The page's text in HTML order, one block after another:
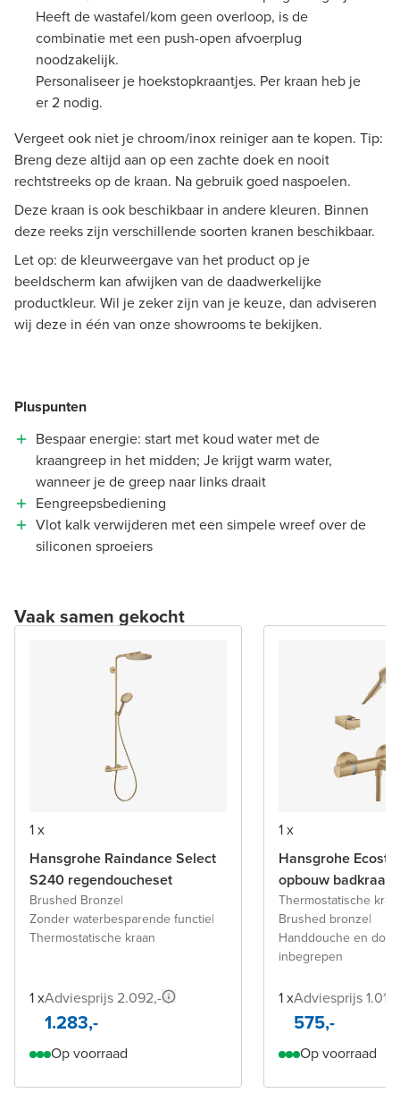
Heeft de wastafel/kom geen overloop, is de
combinatie met een push-open afvoerplug
noodzakelijk.
Personaliseer je hoekstopkraantjes. Per kraan heb je
er 2 nodig.
Vergeet ook niet je chroom/inox reiniger aan te kopen. Tip:
Breng deze altijd aan op een zachte doek en nooit
rechtstreeks op de kraan. Na gebruik goed naspoelen.
Deze kraan is ook beschikbaar in andere kleuren. Binnen
deze reeks zijn verschillende soorten kranen beschikbaar.
Let op: de kleurweergave van het product op je
beeldscherm kan afwijken van de daadwerkelijke
productkleur. Wil je zeker zijn van je keuze, dan adviseren
wij deze in één van onze showrooms te bekijken.
Pluspunten
Bespaar energie: start met koud water met de
kraangreep in het midden; Je krijgt warm water,
wanneer je de greep naar links draait
Eengreepsbediening
Vlot kalk verwijderen met een simpele wreef over de
siliconen sproeiers
Vaak samen gekocht
1 x
Hansgrohe Raindance Select
S240 regendoucheset
Brushed Bronze|
Zonder waterbesparende functie|
Thermostatische kraan
1 xAdviesprijs 2.092,-
1.283,-
Op voorraad
1 x
Hansgrohe
opbouw badkraan
Thermostatische
Brushed bronze|
Handdouche en
inbegrepen
1 xAdviesprijs
575,-
Op voorraad